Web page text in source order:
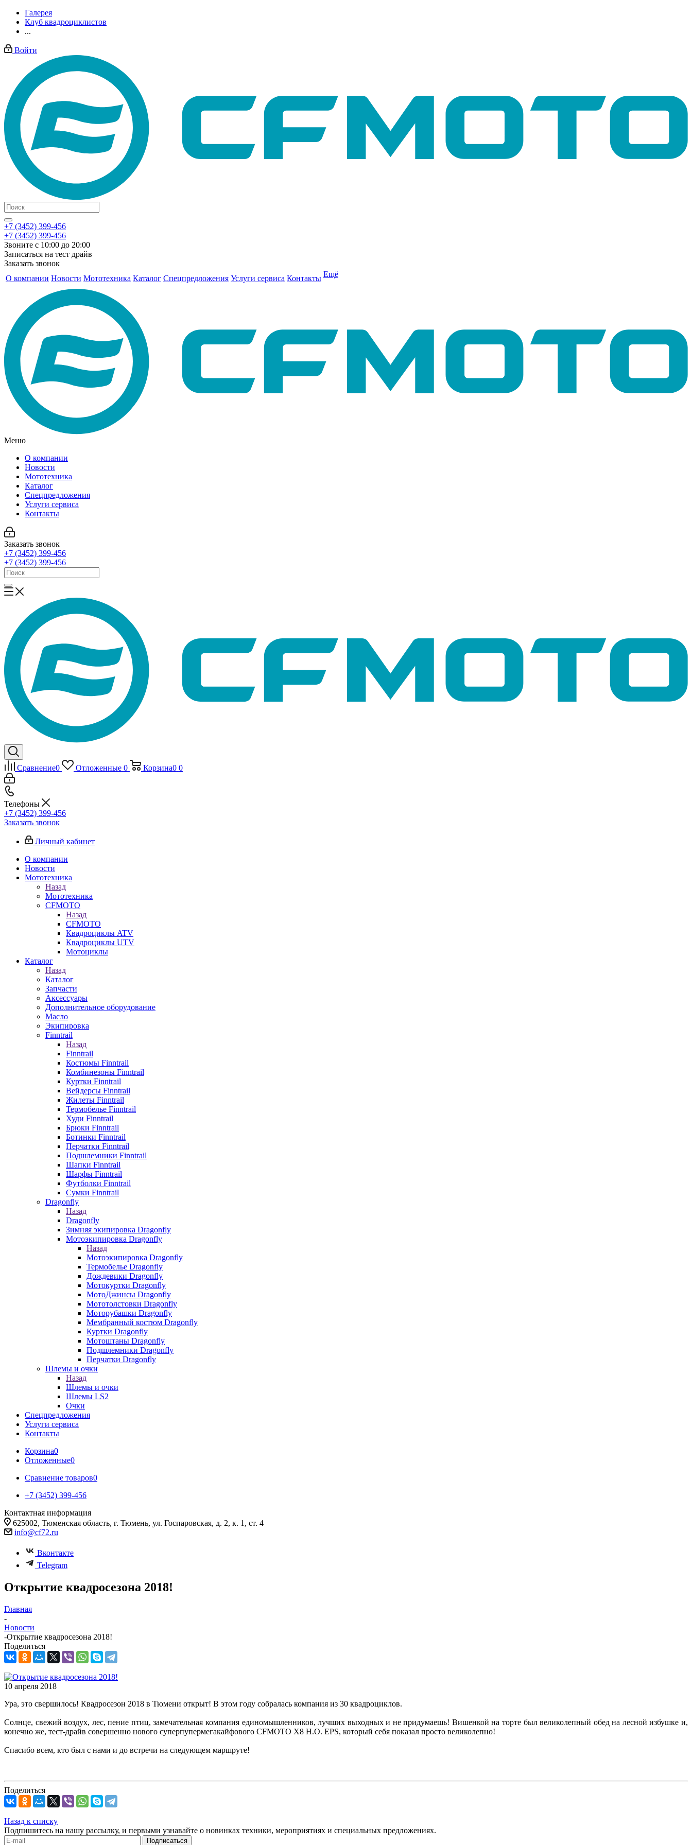
Галерея
Клуб квадроциклистов
...
Войти
+7 (3452) 399-456
+7 (3452) 399-456
Звоните с 10:00 до 20:00
Записаться на тест драйв
Заказать звонок
О компании Новости Мототехника Каталог Спецпредложения Услуги сервиса Контакты Ещё
Меню
О компании
Новости
Мототехника
Каталог
Спецпредложения
Услуги сервиса
Контакты
Заказать звонок
+7 (3452) 399-456
+7 (3452) 399-456
Сравнение0 Отложенные 0 Корзина0 0
Телефоны
+7 (3452) 399-456
Заказать звонок
Личный кабинет
О компании
Новости
Мототехника
Назад
Мототехника
CFMOTO
Назад
CFMOTO
Квадроциклы ATV
Квадроциклы UTV
Мотоциклы
Каталог
Назад
Каталог
Запчасти
Аксессуары
Дополнительное оборудование
Масло
Экипировка
Finntrail
Назад
Finntrail
Костюмы Finntrail
Комбинезоны Finntrail
Куртки Finntrail
Вейдерсы Finntrail
Жилеты Finntrail
Термобелье Finntrail
Худи Finntrail
Брюки Finntrail
Ботинки Finntrail
Перчатки Finntrail
Подшлемники Finntrail
Шапки Finntrail
Шарфы Finntrail
Футболки Finntrail
Сумки Finntrail
Dragonfly
Назад
Dragonfly
Зимняя экипировка Dragonfly
Мотоэкипировка Dragonfly
Назад
Мотоэкипировка Dragonfly
Термобелье Dragonfly
Дождевики Dragonfly
Мотокуртки Dragonfly
МотоДжинсы Dragonfly
Мототолстовки Dragonfly
Моторубашки Dragonfly
Мембранный костюм Dragonfly
Куртки Dragonfly
Мотоштаны Dragonfly
Подшлемники Dragonfly
Перчатки Dragonfly
Шлемы и очки
Назад
Шлемы и очки
Шлемы LS2
Очки
Спецпредложения
Услуги сервиса
Контакты
Корзина0
Отложенные0
Сравнение товаров0
+7 (3452) 399-456
Контактная информация
625002, Тюменская область, г. Тюмень, ул. Госпаровская, д. 2, к. 1, ст. 4
info@cf72.ru
Вконтакте
Telegram
Открытие квадросезона 2018!
Главная
-
Новости
-Открытие квадросезона 2018!
Поделиться
10 апреля 2018
Ура, это свершилось! Квадросезон 2018 в Тюмени открыт! В этом году собралась компания из 30 квадроциклов.
Солнце, свежий воздух, лес, пение птиц, замечательная компания единомышленников, лучших выходных и не придумаешь! Вишенкой на торте был великолепный обед на лесной избушке и,
конечно же, тест-драйв совершенно нового суперпупермегакайфового CFMOTO X8 H.O. EPS, который себя показал просто великолепно!
Спасибо всем, кто был с нами и до встречи на следующем маршруте!
Поделиться
Назад к списку
Подпишитесь на нашу рассылку, и первыми узнавайте о новинках техники, мероприятиях и специальных предложениях.